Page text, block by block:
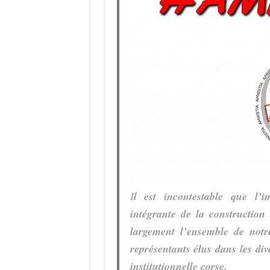
Il est incontestable que
intégrante de la
largement l’ensemble de
représentants élus dans les
institutionnelle corse.